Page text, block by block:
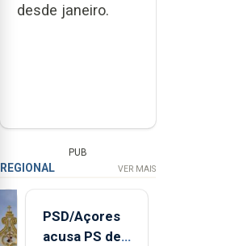
desde janeiro.
PUB
REGIONAL VER MAIS
PSD/Açores
acusa PS de